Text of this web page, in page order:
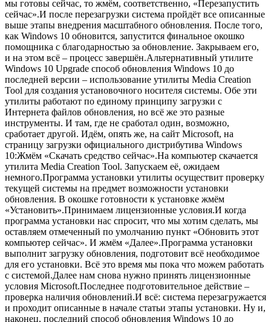
мы готовы сейчас, то жмём, соответственно, «Перезапустить
сейчас».И после перезагрузки система пройдёт все описанные
выше этапы внедрения масштабного обновления. После того,
как Windows 10 обновится, запустится финальное окошко
помощника с благодарностью за обновление. Закрываем его,
и на этом всё – процесс завершён.Альтернативный утилите
Windows 10 Upgrade способ обновления Windows 10 до
последней версии – использование утилиты Media Creation
Tool для создания установочного носителя системы. Обе эти
утилиты работают по единому принципу загрузки с
Интернета файлов обновления, но всё же это разные
инструменты. И там, где не сработал один, возможно,
сработает другой. Идём, опять же, на сайт Microsoft, на
страницу загрузки официального дистрибутива Windows
10:Жмём «Скачать средство сейчас».На компьютер скачается
утилита Media Creation Tool. Запускаем её, ожидаем
немного.Программа установки утилиты осуществит проверку
текущей системы на предмет возможности установки
обновления. В окошке готовности к установке жмём
«Установить».Принимаем лицензионные условия.И когда
программа установки нас спросит, что мы хотим сделать, мы
оставляем отмеченный по умолчанию пункт «Обновить этот
компьютер сейчас». И жмём «Далее».Программа установки
выполнит загрузку обновления, подготовит всё необходимое
для его установки. Всё это время мы пока что можем работать
с системой.Далее нам снова нужно принять лицензионные
условия Microsoft.Последнее подготовительное действие –
проверка наличия обновлений.И всё: система перезагружается
и проходит описанные в начале статьи этапы установки. Ну и,
наконец, последний способ обновления Windows 10 до